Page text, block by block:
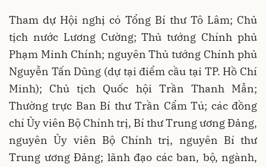
Tham dự Hội nghị có Tổng Bí thư Tô Lâm; Chủ
tịch nước Lương Cường; Thủ tướng Chính phủ
Phạm Minh Chính; nguyên Thủ tướng Chính phủ
Nguyễn Tấn Dũng (dự tại điểm cầu tại TP. Hồ Chí
Minh); Chủ tịch Quốc hội Trần Thanh Mẫn;
Thường trực Ban Bí thư Trần Cẩm Tú; các đồng
chí Ủy viên Bộ Chính trị, Bí thư Trung ương Đảng,
nguyên Ủy viên Bộ Chính trị, nguyên Bí thư
Trung ương Đảng; lãnh đạo các ban, bộ, ngành,